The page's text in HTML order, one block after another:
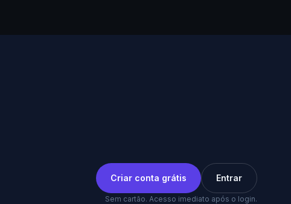
Criar conta grátis Entrar
Sem cartão. Acesso imediato após o login.